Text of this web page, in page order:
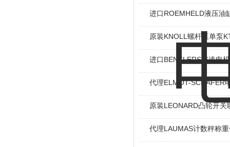
进口ROEMHELD液压油
原装KNOLL螺杆泵单泵
进口BENZLERS减速电
代理ELMOT-SCHAFER
原装LEONARD凸轮开关
代理LAUMAS计数秤称